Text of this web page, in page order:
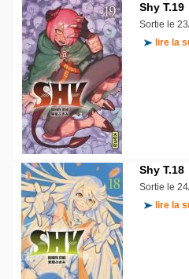
Shy T.19
Sortie le
lire la
Shy T.18
Sortie le
lire la